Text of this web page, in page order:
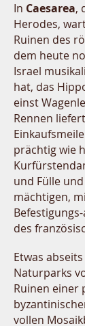
In Caesarea,
Herodes,
Ruinen des
dem heute
Israel
hat, das
einst
Rennen
prächtig wie
und Fülle
mächtigen,
des
Etwas
Naturparks
Ruinen einer
vollen